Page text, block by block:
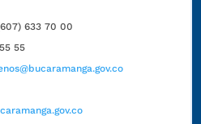
633 70 00
55